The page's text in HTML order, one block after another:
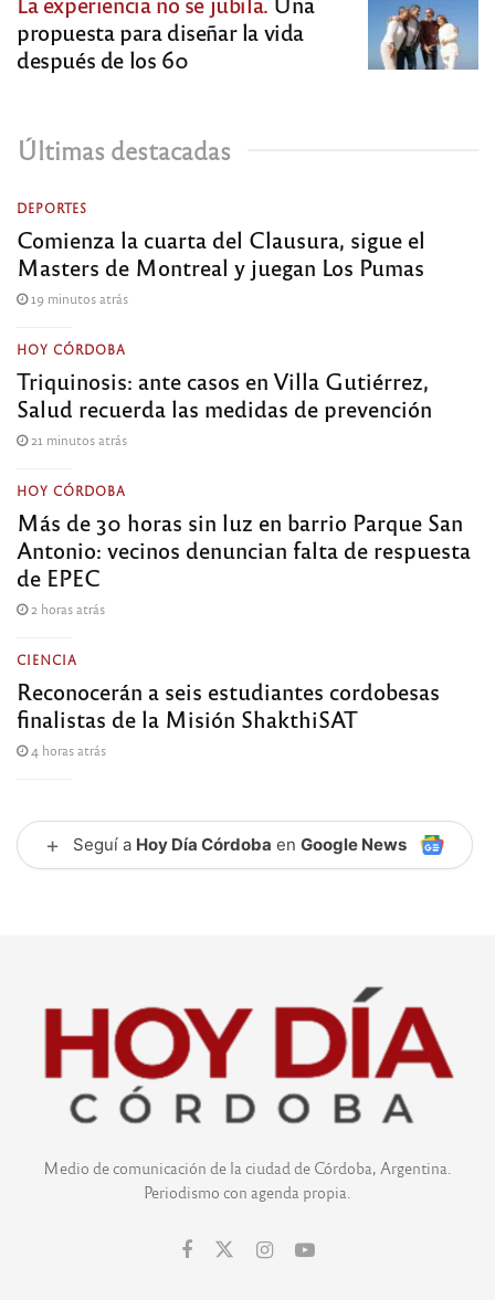
propuesta para diseñar la vida
después de los 60
Últimas destacadas
DEPORTES
Comienza la cuarta del Clausura, sigue el
Masters de Montreal y juegan Los Pumas
19 minutos atrás
HOY CÓRDOBA
Triquinosis: ante casos en Villa Gutiérrez,
Salud recuerda las medidas de prevención
21 minutos atrás
HOY CÓRDOBA
Más de 30 horas sin luz en barrio Parque San
Antonio: vecinos denuncian falta de respuesta
de EPEC
2 horas atrás
CIENCIA
Reconocerán a seis estudiantes cordobesas
finalistas de la Misión ShakthiSAT
4 horas atrás
+ Seguí a Hoy Día Córdoba en Google News
Medio de comunicación de la ciudad de Córdoba, Argentina.
Periodismo con agenda propia.